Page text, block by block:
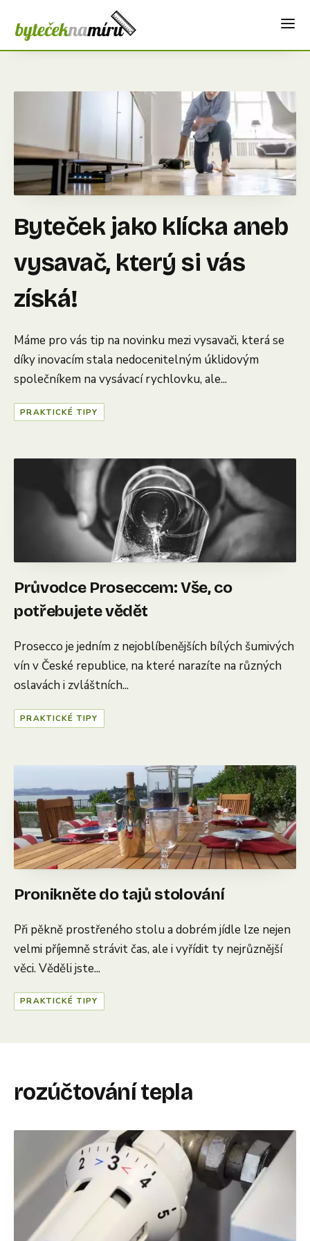
Byteček jako klícka aneb
vysavač, který si vás
získá!
Máme pro vás tip na novinku mezi vysavači, která se
díky inovacím stala nedocenitelným úklidovým
společníkem na vysávací rychlovku, ale...
PRAKTICKÉ TIPY
Průvodce Proseccem: Vše, co
potřebujete vědět
Prosecco je jedním z nejoblíbenějších bílých šumivých
vín v České republice, na které narazíte na různých
oslavách i zvláštních...
PRAKTICKÉ TIPY
Pronikněte do tajů stolování
Při pěkně prostřeného stolu a dobrém jídle lze nejen
velmi příjemně strávit čas, ale i vyřídit ty nejrůznější
věci. Věděli jste...
PRAKTICKÉ TIPY
rozúčtování tepla